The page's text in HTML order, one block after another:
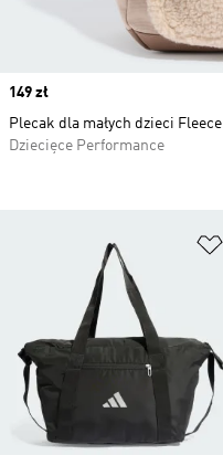
Price
149 zł
Plecak dla małych dzieci Fleece
Dziecięce Performance